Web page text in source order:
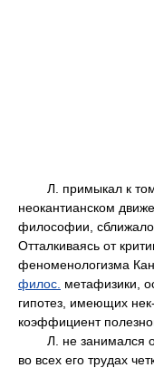
Л. примыкал к
неокантианском
философии,
Отталкиваясь от
феноменологизма
филос. метафизики,
гипотез, имеющих
коэффициент
Л. не занимался
во всех его трудах